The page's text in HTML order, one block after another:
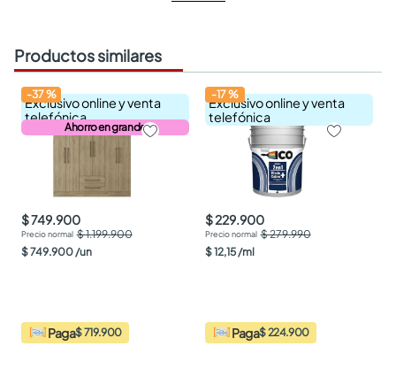
Productos similares
Exclusivo online y venta
telefónica
Ahorro en grande
-37%
$ 749.900
$ 1.199.900
$749.900 /un
Paga$ 719.900
Exclusivo online y venta
telefónica
-17%
$ 229.900
$ 279.990
$12,15 /ml
Paga$ 224.900